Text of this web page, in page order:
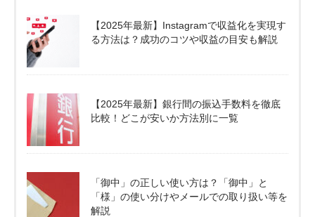
【2025年最新】Instagramで収益化を実現す
る方法は？成功のコツや収益の目安も解説
【2025年最新】銀行間の振込手数料を徹底
比較！どこが安いか方法別に一覧
「御中」の正しい使い方は？「御中」と
「様」の使い分けやメールでの取り扱い等を
解説